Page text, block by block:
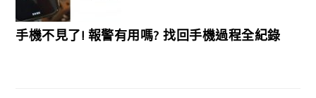
手機不見了! 報警有用嗎? 找回手機過程全紀錄